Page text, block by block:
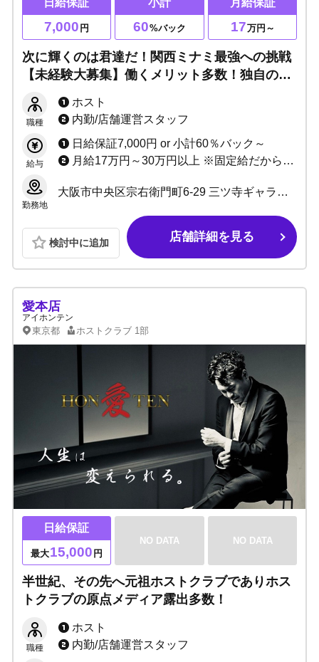
7,000 円 60%バック 17万円～
次に輝くのは君達だ！関西ミナミ最強への挑戦
【未経験大募集】働くメリット多数！独自の環
職種
ホスト
内勤/店舗運営スタッフ
給与
日給保証7,000円 or 小計60％バック～
月給17万円～30万円以上 ※固定給だから安定！
勤務地
大阪市中央区宗右衛門町6-29 三ツ寺ギャラクシービル3号館B1F
検討中に追加 店舗詳細を見る
愛本店
アイホンテン
東京都 ホストクラブ 1部
日給保証
最大15,000 円
NO DATA NO DATA
半世紀、その先へ元祖ホストクラブでありホス
トクラブの原点メディア露出多数！
職種
ホスト
内勤/店舗運営スタッフ